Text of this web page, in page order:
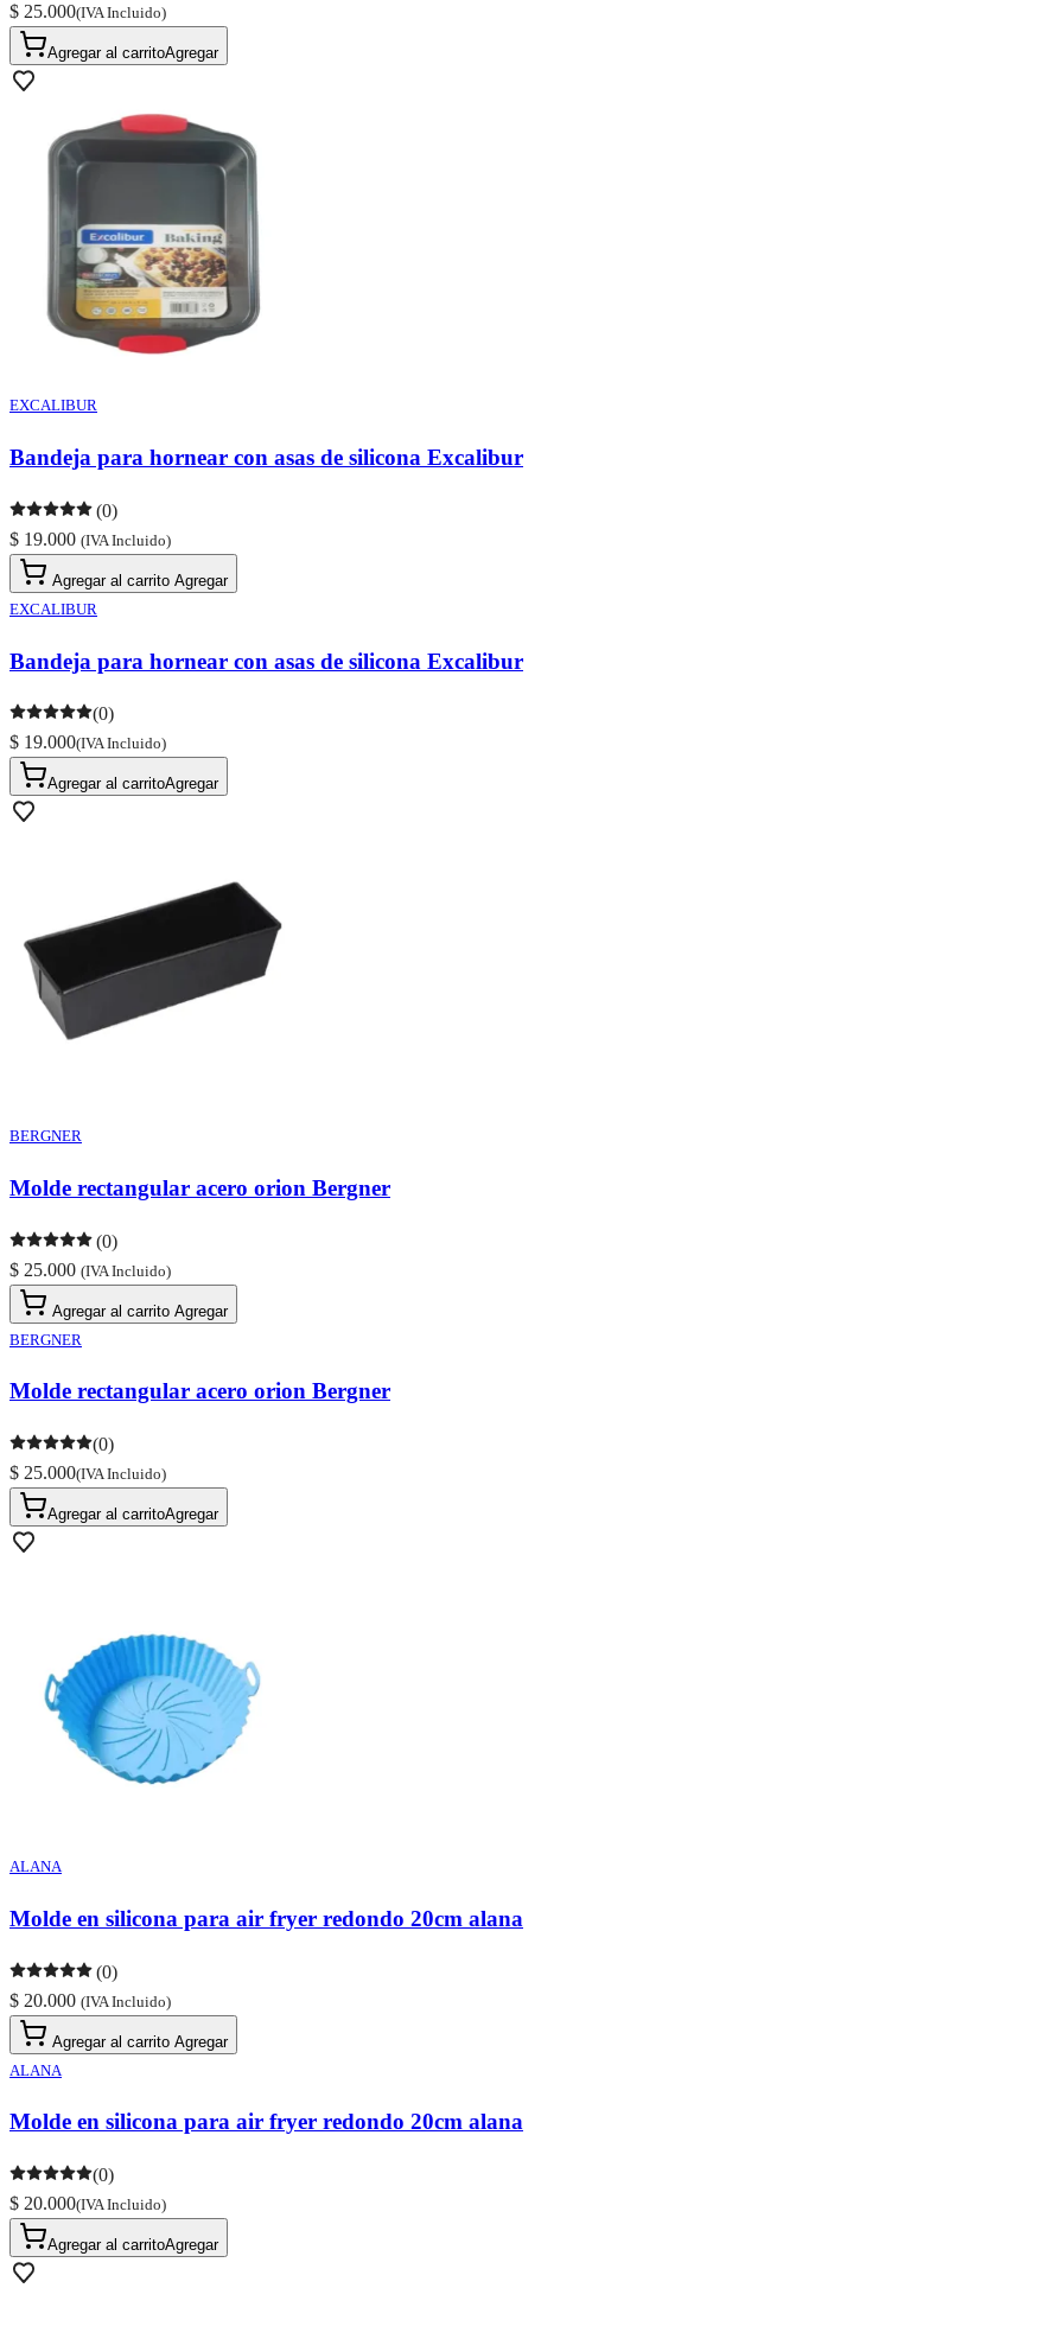
$ 25.000(IVA Incluido)
Agregar al carritoAgregar
EXCALIBUR
Bandeja para hornear con asas de silicona Excalibur
(0)
$ 19.000 (IVA Incluido)
Agregar al carrito Agregar
EXCALIBUR
Bandeja para hornear con asas de silicona Excalibur
(0)
$ 19.000(IVA Incluido)
Agregar al carritoAgregar
BERGNER
Molde rectangular acero orion Bergner
(0)
$ 25.000 (IVA Incluido)
Agregar al carrito Agregar
BERGNER
Molde rectangular acero orion Bergner
(0)
$ 25.000(IVA Incluido)
Agregar al carritoAgregar
ALANA
Molde en silicona para air fryer redondo 20cm alana
(0)
$ 20.000 (IVA Incluido)
Agregar al carrito Agregar
ALANA
Molde en silicona para air fryer redondo 20cm alana
(0)
$ 20.000(IVA Incluido)
Agregar al carritoAgregar